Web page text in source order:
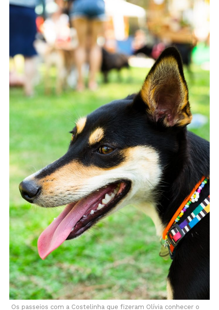
Os passeios com a Costelinha que fizeram Olívia conhecer o